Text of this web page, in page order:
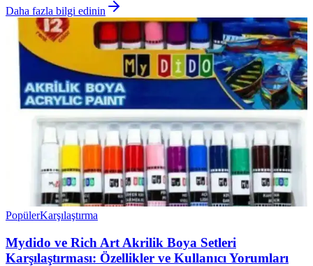
Daha fazla bilgi edinin
PopülerKarşılaştırma
Mydido ve Rich Art Akrilik Boya Setleri
Karşılaştırması: Özellikler ve Kullanıcı Yorumları